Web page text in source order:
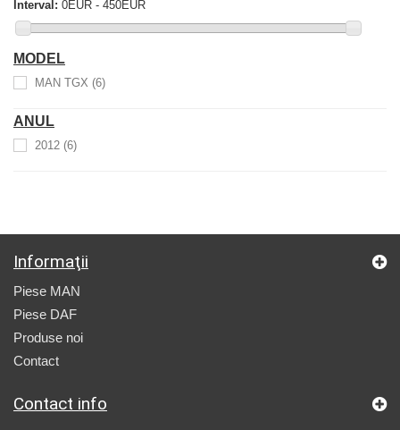
Interval: 0EUR - 450EUR
MODEL
MAN TGX (6)
ANUL
2012 (6)
Informaţii
Piese MAN
Piese DAF
Produse noi
Contact
Contact info